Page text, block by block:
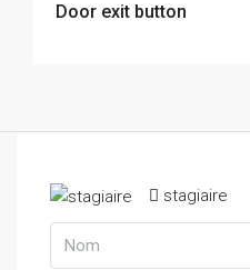
Door exit button
stagiaire